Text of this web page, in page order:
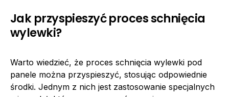
Jak przyspieszyć proces schnięcia
wylewki?
Warto wiedzieć, że proces schnięcia wylewki pod
panele można przyspieszyć, stosując odpowiednie
środki. Jednym z nich jest zastosowanie specjalnych